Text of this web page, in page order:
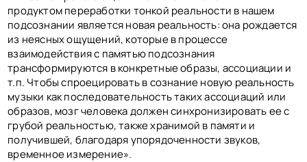
продуктом переработки тонкой реальности в нашем
подсознании является новая реальность: она рождается
из неясных ощущений, которые в процессе
взаимодействия с памятью подсознания
трансформируются в конкретные образы, ассоциации и
т.п. Чтобы спроецировать в сознание новую реальность
музыки как последовательность таких ассоциаций или
образов, мозг человека должен синхронизировать ее с
грубой реальностью, также хранимой в памяти и
получившей, благодаря упорядоченности звуков,
временное измерение».